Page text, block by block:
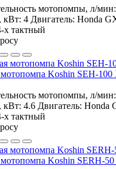
мотопомпы, л/мин:
кВт: 4 Двигатель: Honda
х тактный
Koshin SEH-100
мотопомпы, л/мин:
кВт: 4.6 Двигатель: Honda
х тактный
Koshin SERH-50